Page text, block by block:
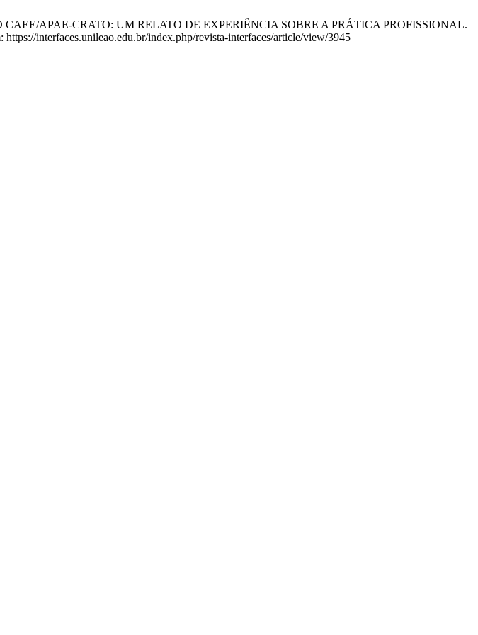
APAE-CRATO: UM RELATO DE EXPERIÊNCIA SOBRE A PRÁTICA PROFISSIONAL.
interfaces.unileao.edu.br/index.php/revista-interfaces/article/view/3945